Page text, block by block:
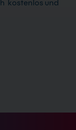
kostenlos und